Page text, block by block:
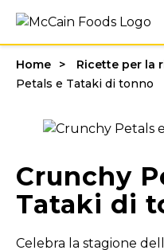
Home Ricette per la
Petals e Tataki di tonno
Crunchy
Tataki di
Celebra la stagione